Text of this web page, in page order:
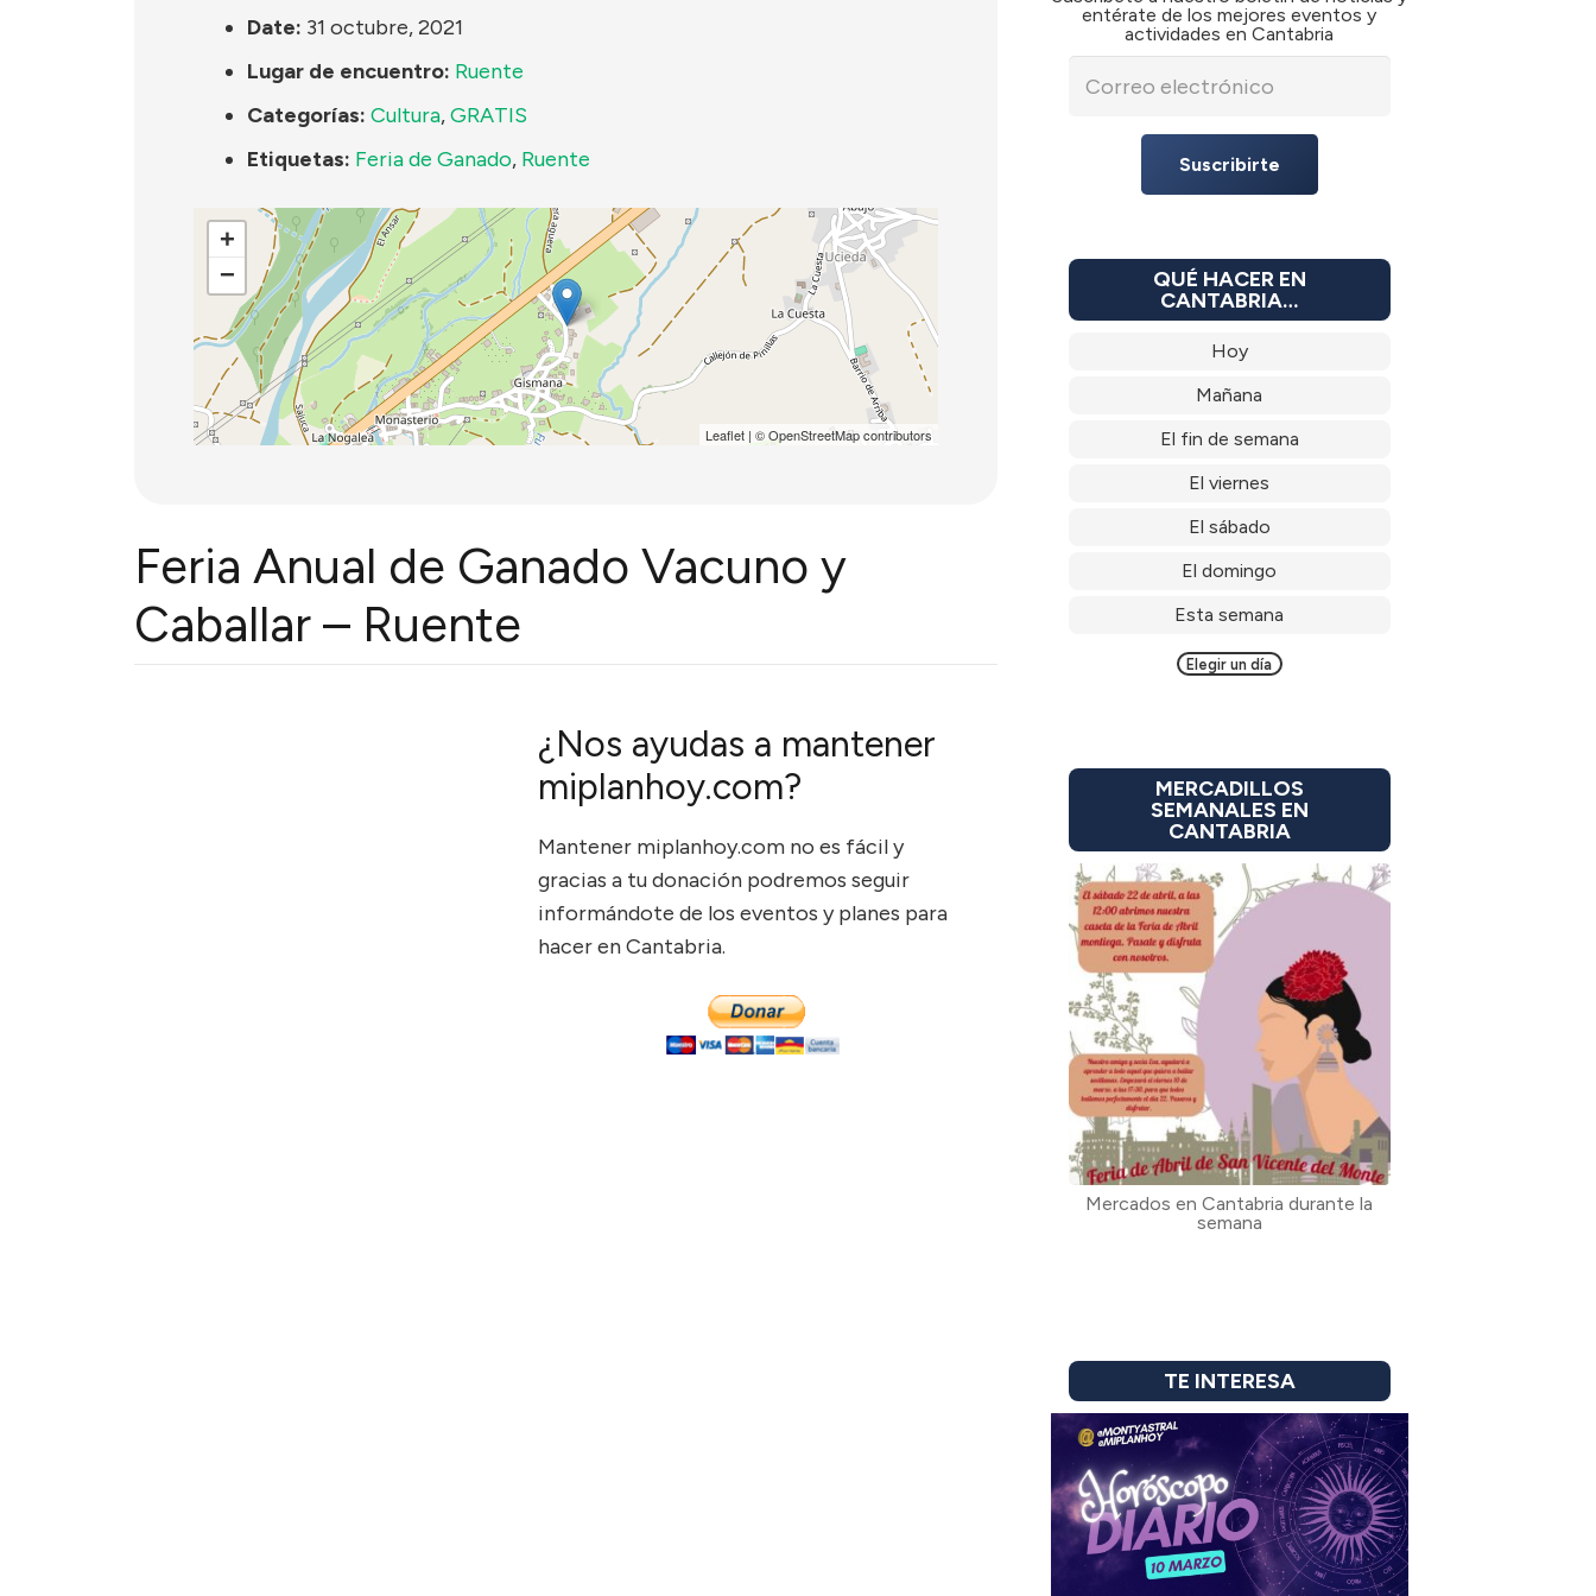
Date: 31 octubre, 2021
Lugar de encuentro: Ruente
Categorías: Cultura,GRATIS
Etiquetas: Feria de Ganado, Ruente
+
−
Leaflet| ©OpenStreetMapcontributors
Feria Anual de Ganado Vacuno y
Caballar – Ruente
¿Nos ayudas a mantener
miplanhoy.com?
Mantener miplanhoy.com no es fácil y
gracias a tu donación podremos seguir
informándote de los eventos y planes para
hacer en Cantabria.
entérate de los mejores eventos y
actividades en Cantabria
Suscribirte
QUÉ HACER EN
CANTABRIA…
Hoy
Mañana
El fin de semana
El viernes
El sábado
El domingo
Esta semana
Elegir un día
MERCADILLOS
SEMANALES EN
CANTABRIA
Mercados en Cantabria durante la
semana
TE INTERESA